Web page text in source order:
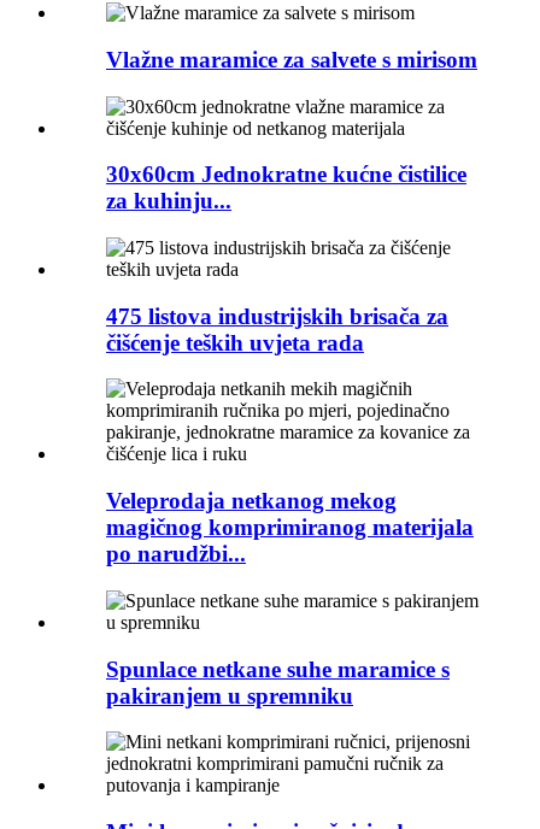
Vlažne maramice za salvete s mirisom
30x60cm Jednokratne kućne čistilice
za kuhinju...
475 listova industrijskih brisača za
čišćenje teških uvjeta rada
Veleprodaja netkanog mekog
magičnog komprimiranog materijala
po narudžbi...
Spunlace netkane suhe maramice s
pakiranjem u spremniku